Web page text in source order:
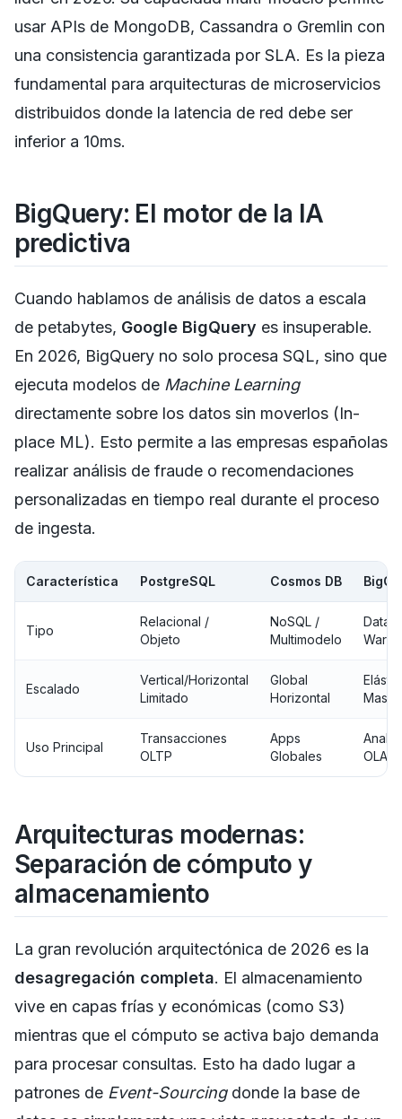
usar APIs de MongoDB, Cassandra o Gremlin con
una consistencia garantizada por SLA. Es la pieza
fundamental para arquitecturas de microservicios
distribuidos donde la latencia de red debe ser
inferior a 10ms.
BigQuery: El motor de la IA
predictiva
Cuando hablamos de análisis de datos a escala
de petabytes, Google BigQuery es insuperable.
En 2026, BigQuery no solo procesa SQL, sino que
ejecuta modelos de Machine Learning
directamente sobre los datos sin moverlos (In-
place ML). Esto permite a las empresas españolas
realizar análisis de fraude o recomendaciones
personalizadas en tiempo real durante el proceso
de ingesta.
Característica PostgreSQL Cosmos DB
Tipo
Relacional /
Objeto
NoSQL /
Multimodelo
Data
Escalado
Vertical/Horizontal
Limitado
Global
Horizontal
Uso Principal
Transacciones
OLTP
Apps
Globales
OLAP
Arquitecturas modernas:
Separación de cómputo y
almacenamiento
La gran revolución arquitectónica de 2026 es la
desagregación completa. El almacenamiento
vive en capas frías y económicas (como S3)
mientras que el cómputo se activa bajo demanda
para procesar consultas. Esto ha dado lugar a
patrones de Event-Sourcingdonde la base de